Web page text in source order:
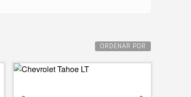
ORDENAR POR